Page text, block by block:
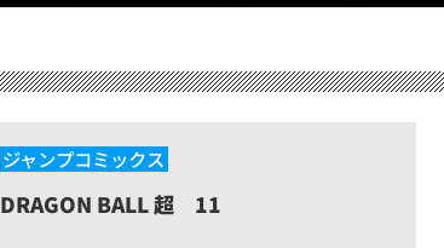
ジャンプコミックス
DRAGON BALL 超 11